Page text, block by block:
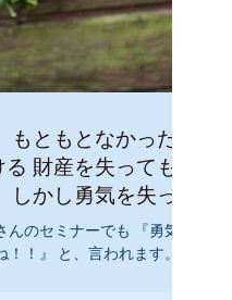
ともとなかったと
財産を失ってもま
かし勇気を失った
ちがない
のセミナーでも 『勇気の
！』 と、言われます。